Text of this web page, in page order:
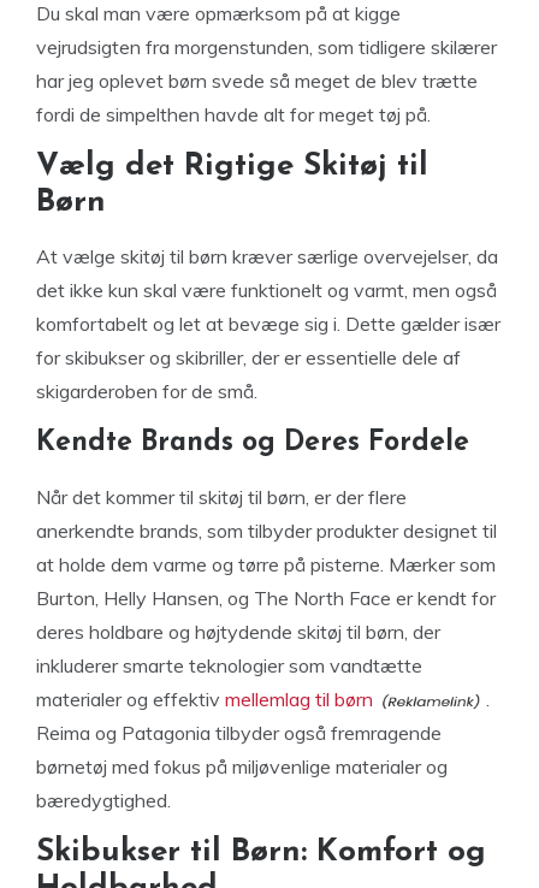
Du skal man være opmærksom på at kigge
vejrudsigten fra morgenstunden, som tidligere skilærer
har jeg oplevet børn svede så meget de blev trætte
fordi de simpelthen havde alt for meget tøj på.
Vælg det Rigtige Skitøj til
Børn
At vælge skitøj til børn kræver særlige overvejelser, da
det ikke kun skal være funktionelt og varmt, men også
komfortabelt og let at bevæge sig i. Dette gælder især
for skibukser og skibriller, der er essentielle dele af
skigarderoben for de små.
Kendte Brands og Deres Fordele
Når det kommer til skitøj til børn, er der flere
anerkendte brands, som tilbyder produkter designet til
at holde dem varme og tørre på pisterne. Mærker som
Burton, Helly Hansen, og The North Face er kendt for
deres holdbare og højtydende skitøj til børn, der
inkluderer smarte teknologier som vandtætte
materialer og effektiv mellemlag til børn
.
Reima og Patagonia tilbyder også fremragende
børnetøj med fokus på miljøvenlige materialer og
bæredygtighed.
Skibukser til Børn: Komfort og